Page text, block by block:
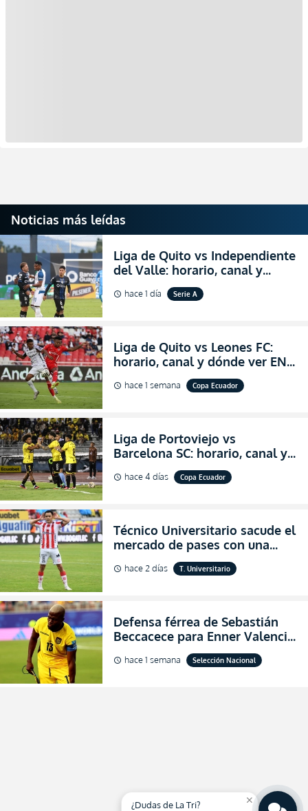
Noticias más leídas
Liga de Quito vs Independiente
del Valle: horario, canal y
dónde ver EN VIVO el
partidazo por la fecha 24 de la
schedule hace 1 día Serie A
Liga de Quito vs Leones FC:
horario, canal y dónde ver EN
VIVO los octavos de final de la
Copa Ecuador 2026
schedule hace 1 semana Copa Ecuador
Liga de Portoviejo vs
Barcelona SC: horario, canal y
dónde ver EN VIVO los octavos
de final de la Copa Ecuador
schedule hace 4 días Copa Ecuador
Técnico Universitario sacude el
mercado de pases con una
verdadera revolución para
asegurar la permanencia
schedule hace 2 días T. Universitario
Defensa férrea de Sebastián
Beccacece para Enner Valencia
al indicar que era el hombre
indicado para Ecuador
schedule hace 1 semana Selección Nacional
close
¿Dudas de La Tri?